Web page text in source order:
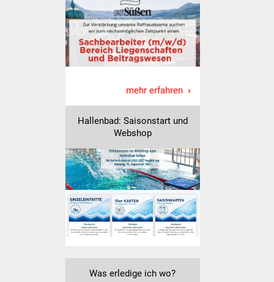
Bürgerinfos
Bildung
Schulen
Volkshochschule
Soziale Einrichtungen
Kirchen
mehr erfahren
Hallenbad: Saisonstart und
Webshop
Was erledige ich wo?